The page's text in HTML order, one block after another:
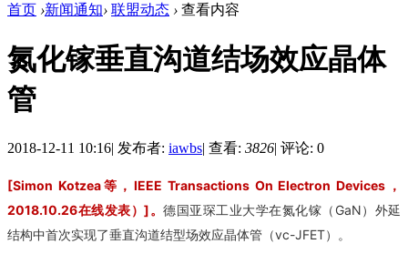
首页 ›新闻通知› 联盟动态 › 查看内容
氮化镓垂直沟道结场效应晶体
管
2018-12-11 10:16| 发布者: iawbs| 查看: 3826| 评论: 0
[Simon Kotzea等，IEEE Transactions On Electron Devices，
2018.10.26在线发表）]。 德国亚琛工业大学在氮化镓（GaN）外延
结构中首次实现了垂直沟道结型场效应晶体管（vc-JFET）。